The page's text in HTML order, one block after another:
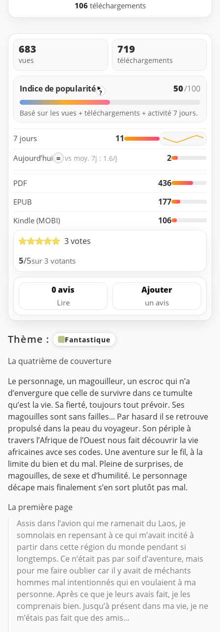
106 téléchargements
683
vues
719
téléchargements
Indice de popularité ? 50/100
Basé sur les vues + téléchargements + activité 7 jours.
7 jours 11
Aujourd’hui = vs moy. 7j : 1.6/j 2
PDF 436
EPUB 177
Kindle (MOBI)
106
3 votes
5/5sur 3 votants
0 avis
Lire
Ajouter
un avis
Thème : Fantastique
La quatrième de couverture
Le personnage, un magouilleur, un escroc qui n’a
d’envergure que celle de survivre dans ce tumulte
qu’est la vie. Sa fierté, toujours tout prévoir. Ses
magouilles sont sans failles... Par hasard il se retrouve
propulsé dans la peau du voyageur. Son périple à
travers l’Afrique de l’Ouest nous fait découvrir la vie
africaines avce ses codes. Une aventure sur le fil, à la
limite du bien et du mal. Pleine de surprises, de
magouilles, de sexe et d’humilité. Le personnage
décape mais finalement s’en sort plutôt pas mal.
La première page
Assis dans l’avion qui me ramenait du Laos, je
somnolais en repensant à ce qui m’avait incité à
partir dans cette région du monde pendant si
longtemps. Ce n’était pas par soif d’aventure, mais
pour me faire oublier car il y avait de méchants
hommes mal intentionnés qui en voulaient à ma
personne. Après ce que je leurs avais fait, je les
comprenais bien. Jusqu’à présent dans ma vie, je ne
m’étais pas fait que des amis…